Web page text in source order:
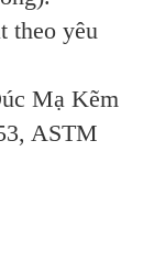
theo yêu
Mạ Kẽm
ASTM